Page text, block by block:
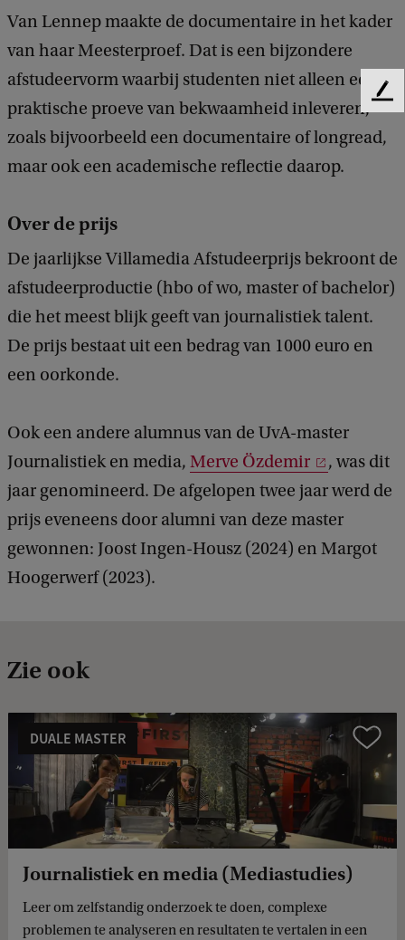
Van Lennep maakte de documentaire in het kader
van haar Meesterproef. Dat is een bijzondere
afstudeervorm waarbij studenten niet alleen een
praktische proeve van bekwaamheid inleveren,
zoals bijvoorbeeld een documentaire of longread,
maar ook een academische reflectie daarop.
Over de prijs
De jaarlijkse Villamedia Afstudeerprijs bekroont de
afstudeerproductie (hbo of wo, master of bachelor)
die het meest blijk geeft van journalistiek talent.
De prijs bestaat uit een bedrag van 1000 euro en
een oorkonde.
Ook een andere alumnus van de UvA-master
Journalistiek en media, Merve Özdemir
, was dit
jaar genomineerd. De afgelopen twee jaar werd de
prijs eveneens door alumni van deze master
gewonnen: Joost Ingen-Housz (2024) en Margot
Hoogerwerf (2023).
Zie ook
Vergelijk
DUALE MASTER
Journalistiek en media (Mediastudies)
Leer om zelfstandig onderzoek te doen, complexe
problemen te analyseren en resultaten te vertalen in een
F
e